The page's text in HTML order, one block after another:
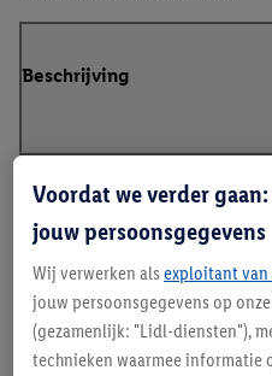
Beschrijving
Handleidingen en
Voordat we verder
jouw persoonsgegevens
Wij verwerken als exploitant van
jouw persoonsgegevens op
(gezamenlijk: "Lidl-diensten"),
technieken waarmee informatie